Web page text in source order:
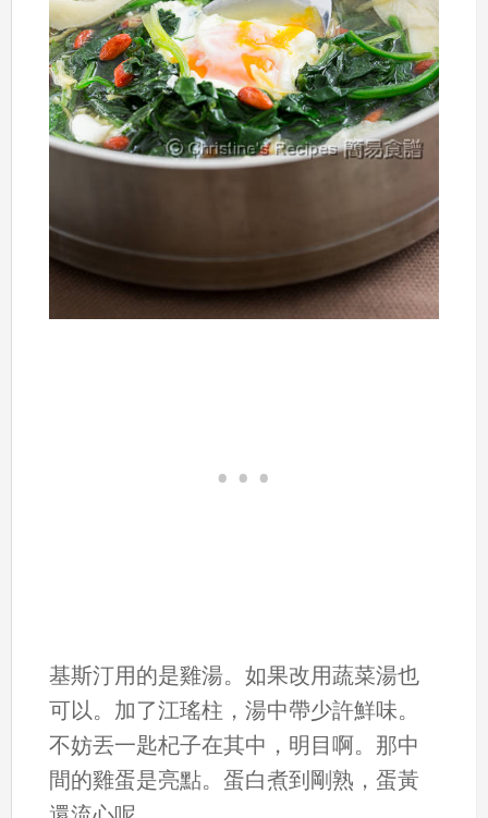
基斯汀用的是雞湯。如果改用蔬菜湯也
可以。加了江瑤柱，湯中帶少許鮮味。
不妨丟一匙杞子在其中，明目啊。那中
間的雞蛋是亮點。蛋白煮到剛熟，蛋黃